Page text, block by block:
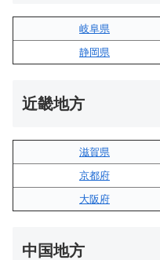
岐阜県
静岡県
近畿地方
滋賀県
京都府
大阪府
中国地方